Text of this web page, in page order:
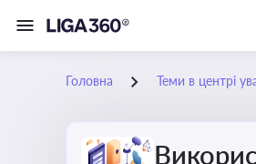
Головна Теми в центрі